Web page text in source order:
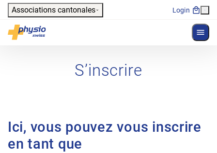
Header
Associations cantonales Login
Physioswiss
Navigation principale
S’inscrire
Ici, vous pouvez vous inscrire
en tant que